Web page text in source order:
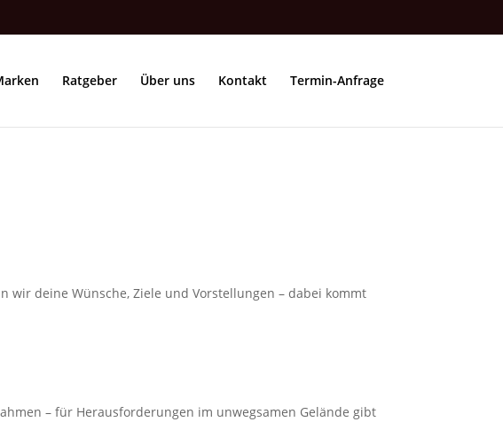
Ratgeber Über uns Kontakt Termin-Anfrage
deine Wünsche, Ziele und Vorstellungen – dabei kommt
– für Herausforderungen im unwegsamen Gelände gibt